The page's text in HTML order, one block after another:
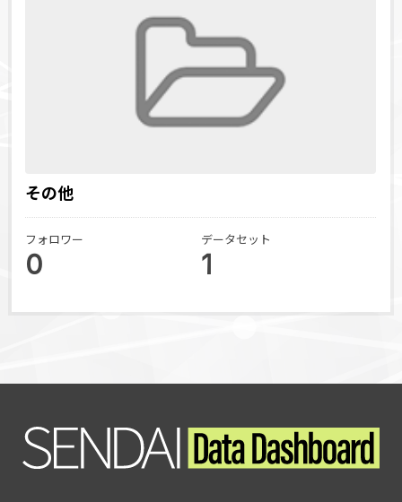
その他
フォロワー
0
データセット
1